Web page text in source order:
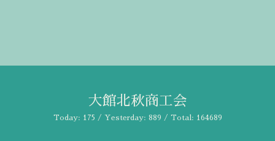
大館北秋商工会
Today: 175 / Yesterday: 889 / Total: 164689